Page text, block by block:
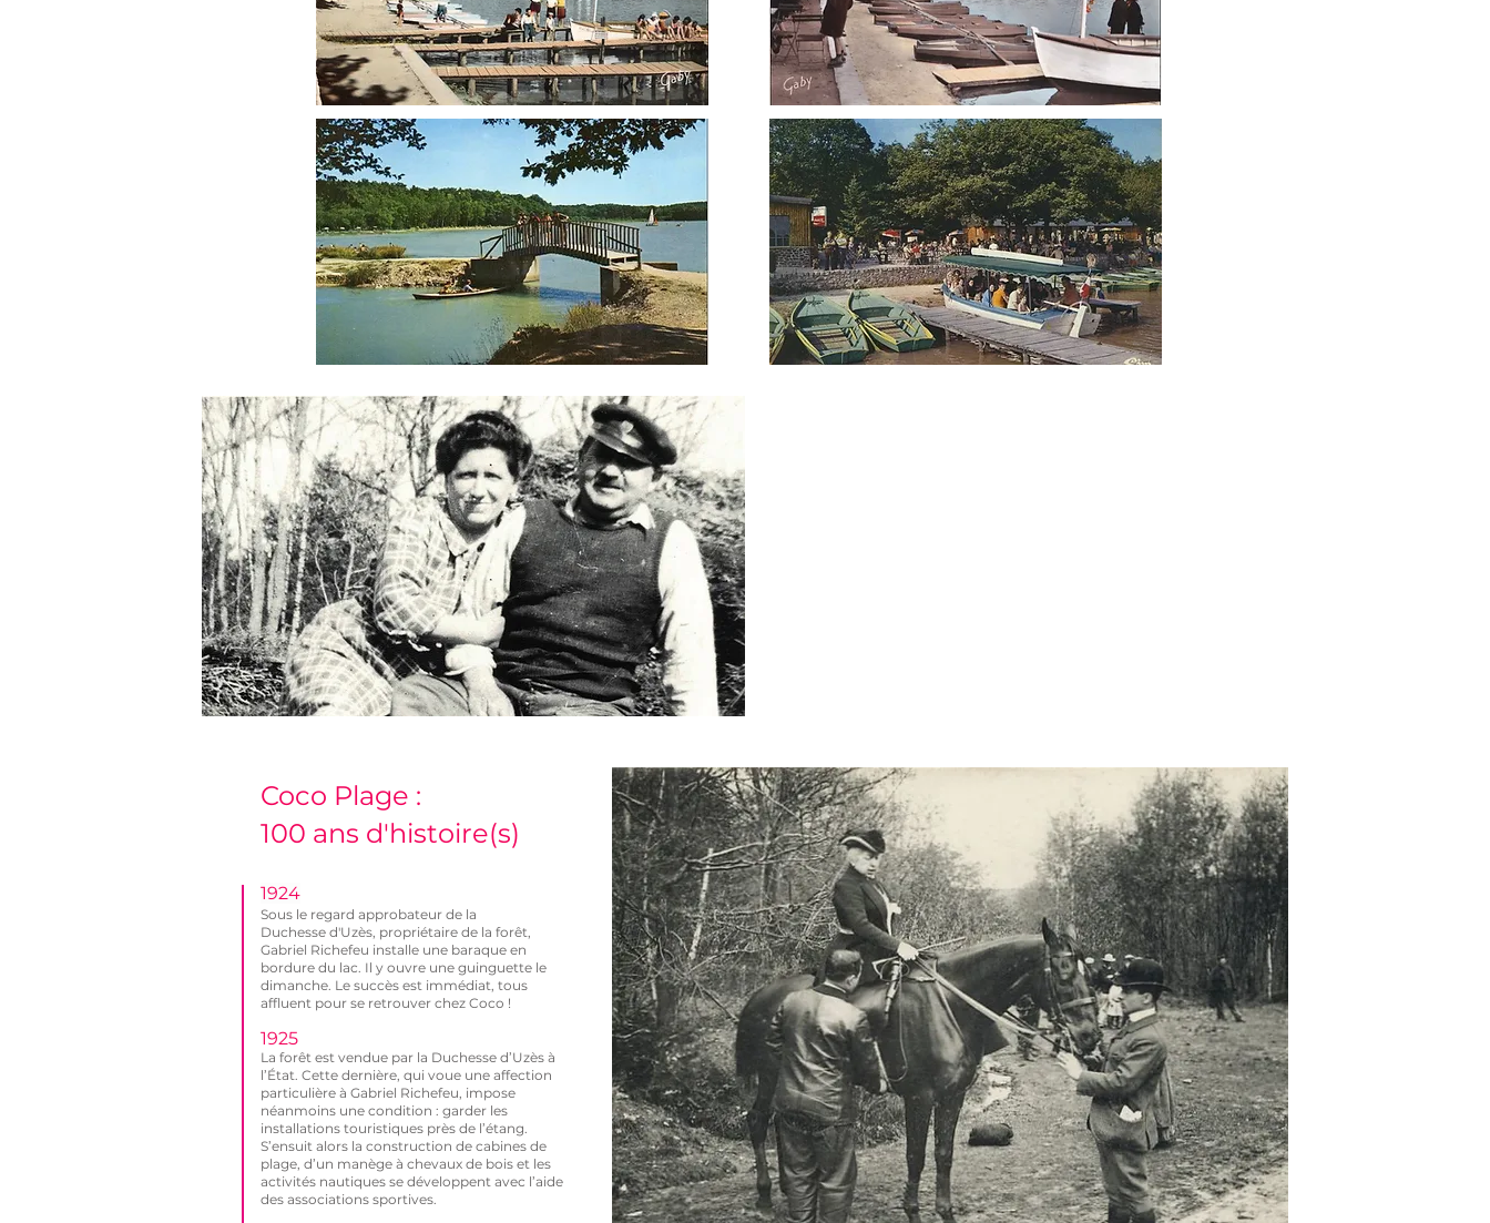
Coco Plage :
100 ans d'histoire(s)
1924
Sous le regard approbateur de la
Duchesse d'Uzès, propriétaire de la forêt,
Gabriel Richefeu installe une baraque en
bordure du lac. Il y ouvre une guinguette le
dimanche. Le succès est immédiat, tous
affluent pour se retrouver chez Coco !
1925
La forêt est vendue par la Duchesse d’Uzès à
l’État. Cette dernière, qui voue une affection
particulière à Gabriel Richefeu, impose
néanmoins une condition : garder les
installations touristiques près de l’étang.
S’ensuit alors la construction de cabines de
plage, d’un manège à chevaux de bois et les
activités nautiques se développent avec l’aide
des associations sportives.